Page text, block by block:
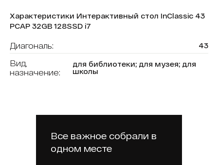
Характеристики Интерактивный стол InClassic 43
PCAP 32GB 128SSD i7
Диагональ: 43
Вид,
назначение:
для библиотеки; для музея; для
школы
Встроенная память (SSD):
Все важное собрали в
одном месте